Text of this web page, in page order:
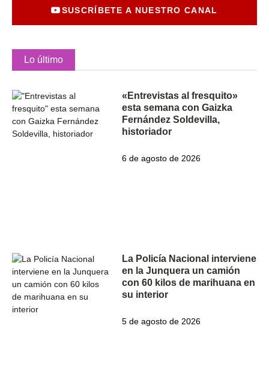
SUSCRÍBETE A NUESTRO CANAL
Lo último
«Entrevistas al fresquito»
esta semana con Gaizka
Fernández Soldevilla,
historiador
6 de agosto de 2026
La Policía Nacional interviene
en la Junquera un camión
con 60 kilos de marihuana en
su interior
5 de agosto de 2026